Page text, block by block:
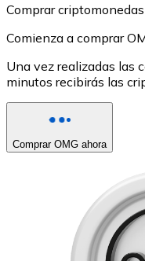
Comprar criptomonedas
Comienza a comprar
Una vez realizadas las
minutos recibirás las
Comprar OMG ahora